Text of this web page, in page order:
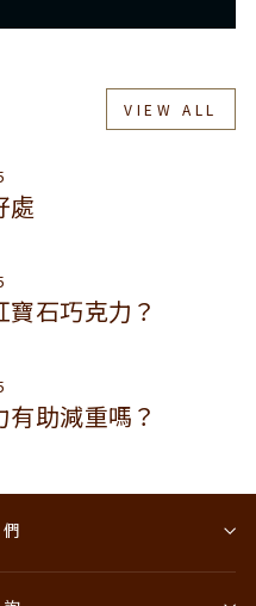
VIEW ALL
處
寶石巧克力？
有助減重嗎？